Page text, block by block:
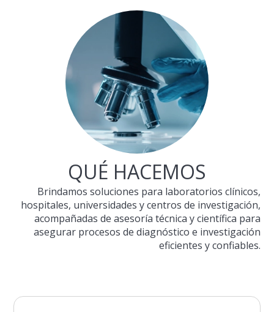
QUÉ HACEMOS
Brindamos soluciones para laboratorios clínicos,
hospitales, universidades y centros de investigación,
acompañadas de asesoría técnica y científica para
asegurar procesos de diagnóstico e investigación
eficientes y confiables.